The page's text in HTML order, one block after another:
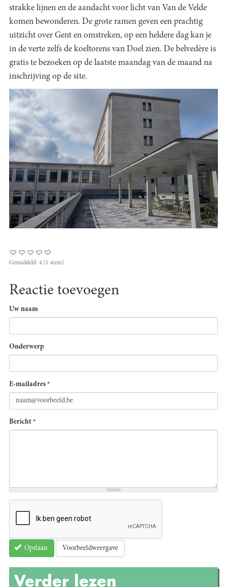
strakke lijnen en de aandacht voor licht van Van de Velde
komen bewonderen. De grote ramen geven een prachtig
uitzicht over Gent en omstreken, op een heldere dag kan je
in de verte zelfs de koeltorens van Doel zien. De belvedère is
gratis te bezoeken op de laatste maandag van de maand na
inschrijving op de site.
Gemiddeld: 4 (1 stem)
Reactie toevoegen
Uw naam
Onderwerp
E-mailadres *
Bericht *
Opslaan Voorbeeldweergave
Verder lezen